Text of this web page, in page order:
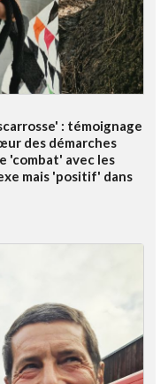
: témoignage
des démarches
'combat' avec les
mais 'positif' dans